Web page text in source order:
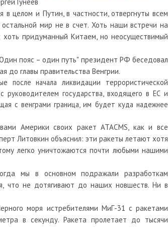
целом и Путин, в частности, отвергнуты всем
мир не в счет. Хоть наши встречи на
придуманный Китаем, но неосуществимый
пояс – один путь" президент РФ беседовал
до главы правительства Венгрии.
после начала ликвидации террористической
руководителем государства, входящего в ЕС и
с венграми граница, им будет куда надежнее
Америки своих ракет ATACMS, как и все
Литовкин объяснил: эти ракеты летают хотя
легко уничтожаются почти любыми нашими
мы в основном подражали разработкам
что не дотягивают до наших новшеств. Ни в
моря истребителями МиГ-31 с ракетами
в секунду. Ракета пролетает до тысячи